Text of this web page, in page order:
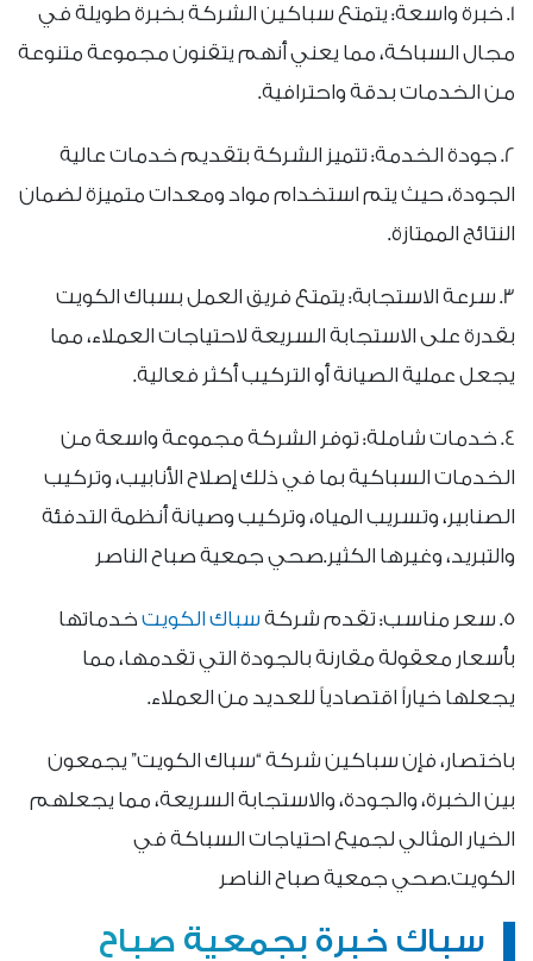
1. خبرة واسعة: يتمتع سباكين الشركة بخبرة طويلة في
مجال السباكة، مما يعني أنهم يتقنون مجموعة متنوعة
من الخدمات بدقة واحترافية.
2. جودة الخدمة: تتميز الشركة بتقديم خدمات عالية
الجودة، حيث يتم استخدام مواد ومعدات متميزة لضمان
النتائج الممتازة.
3. سرعة الاستجابة: يتمتع فريق العمل بسباك الكويت
بقدرة على الاستجابة السريعة لاحتياجات العملاء، مما
يجعل عملية الصيانة أو التركيب أكثر فعالية.
4. خدمات شاملة: توفر الشركة مجموعة واسعة من
الخدمات السباكية بما في ذلك إصلاح الأنابيب، وتركيب
الصنابير، وتسريب المياه، وتركيب وصيانة أنظمة التدفئة
والتبريد، وغيرها الكثير.صحي جمعية صباح الناصر
5. سعر مناسب: تقدم شركة سباك الكويت خدماتها
بأسعار معقولة مقارنة بالجودة التي تقدمها، مما
يجعلها خياراً اقتصادياً للعديد من العملاء.
باختصار، فإن سباكين شركة “سباك الكويت” يجمعون
بين الخبرة، والجودة، والاستجابة السريعة، مما يجعلهم
الخيار المثالي لجميع احتياجات السباكة في
الكويت.صحي جمعية صباح الناصر
سباك خبرة بجمعية صباح